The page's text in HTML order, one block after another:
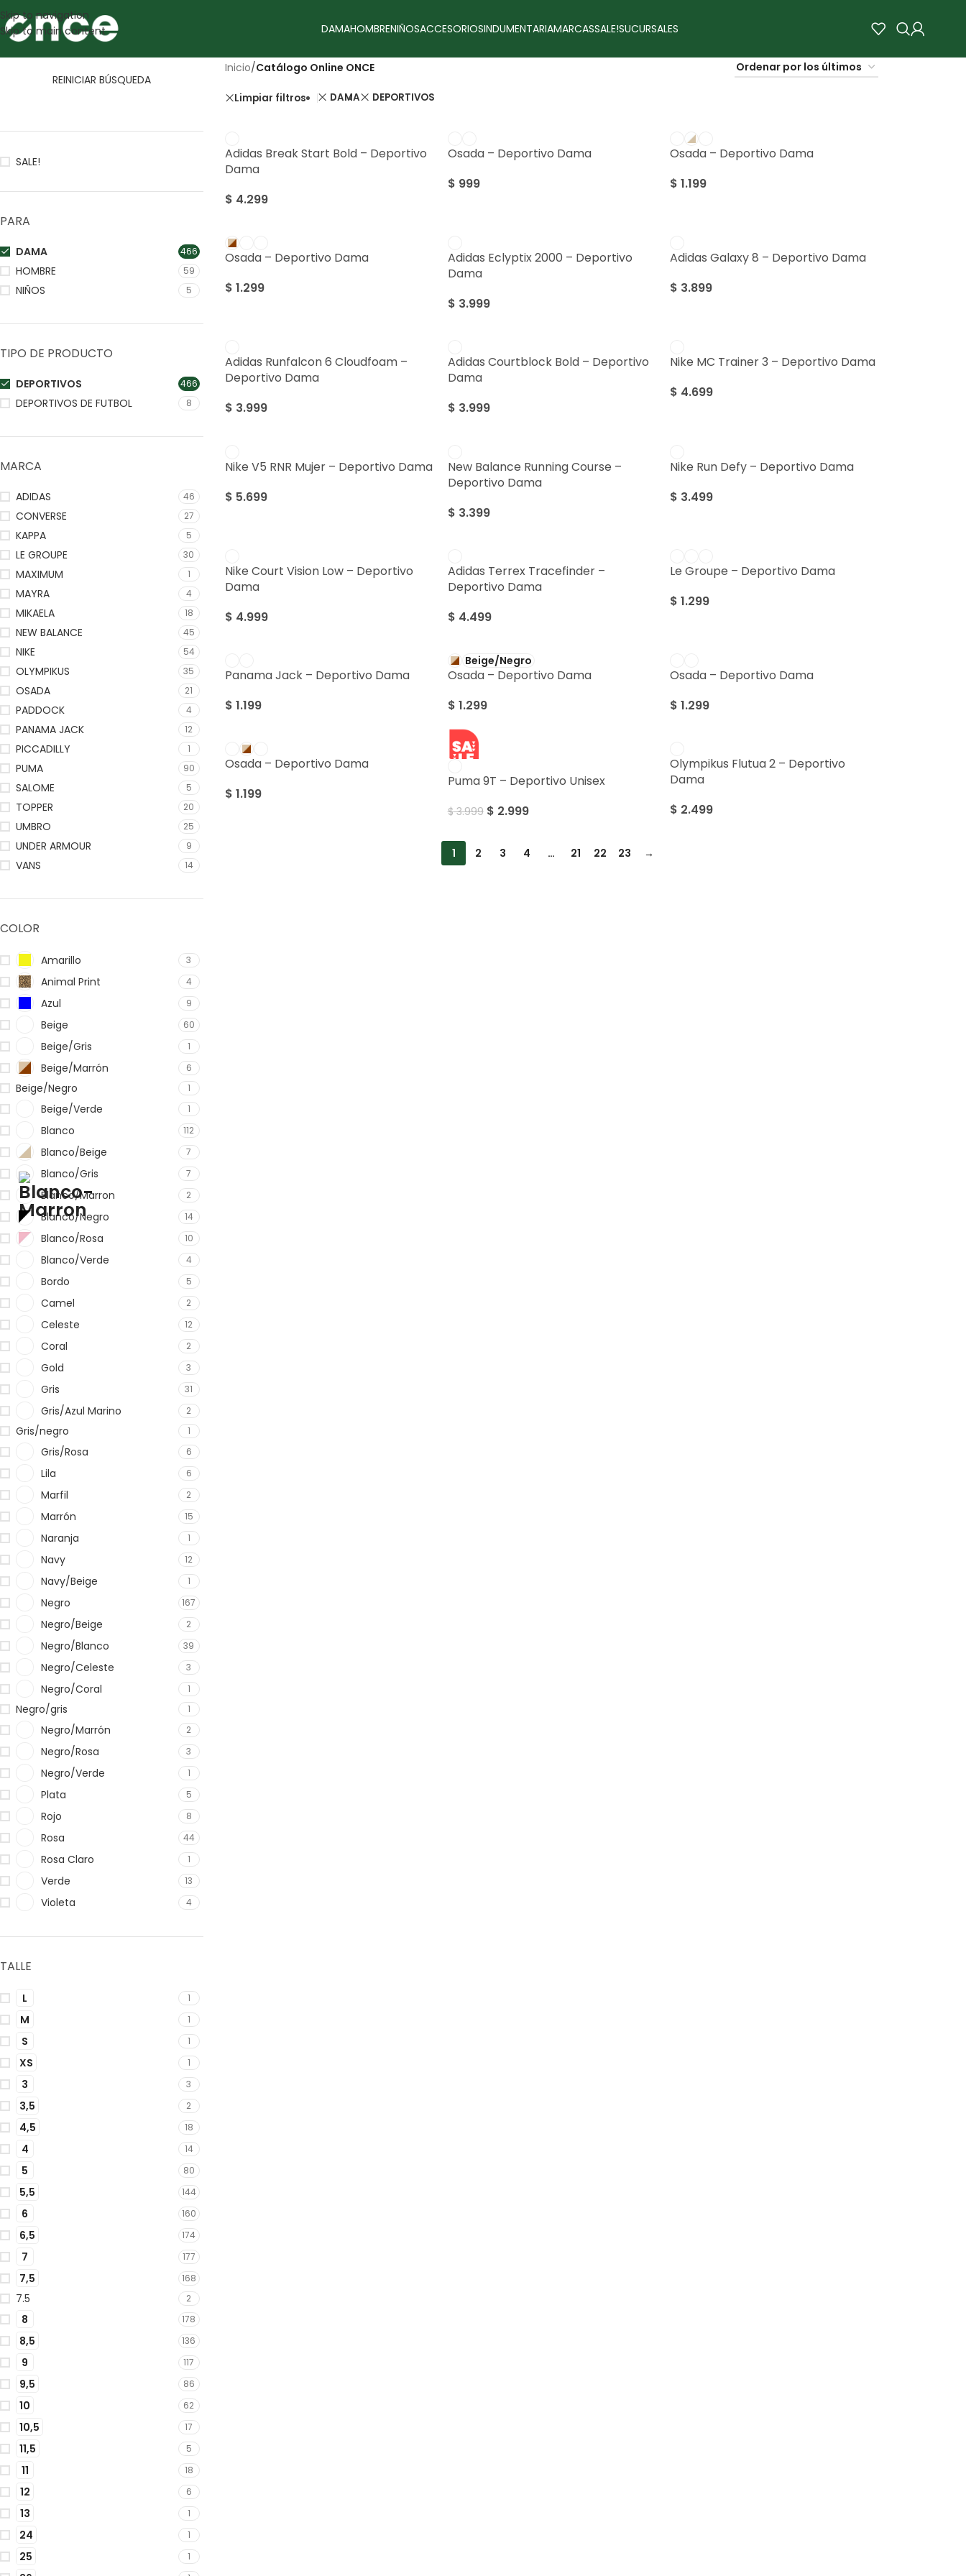
Skip to navigation
Skip to main content
DAMAHOMBRENIÑOSACCESORIOSINDUMENTARIAMARCASSALE!SUCURSALES
REINICIAR BÚSQUEDA
SALE!
PARA
DAMA 466
HOMBRE 59
NIÑOS 5
TIPO DE PRODUCTO
DEPORTIVOS 466
DEPORTIVOS DE FUTBOL 8
MARCA
ADIDAS 46
CONVERSE 27
KAPPA 5
LE GROUPE 30
MAXIMUM 1
MAYRA 4
MIKAELA 18
NEW BALANCE 45
NIKE 54
OLYMPIKUS 35
OSADA 21
PADDOCK 4
PANAMA JACK 12
PICCADILLY 1
PUMA 90
SALOME 5
TOPPER 20
UMBRO 25
UNDER ARMOUR 9
VANS 14
COLOR
Amarillo 3
Animal Print 4
Azul 9
Beige 60
Beige/Gris 1
Beige/Marrón 6
Beige/Negro 1
Beige/Verde 1
Blanco 112
Blanco/Beige 7
Blanco/Gris 7
Blanco/Marron 2
Blanco/Negro 14
Blanco/Rosa 10
Blanco/Verde 4
Bordo 5
Camel 2
Celeste 12
Coral 2
Gold 3
Gris 31
Gris/Azul Marino 2
Gris/negro 1
Gris/Rosa 6
Lila 6
Marfil 2
Marrón 15
Naranja 1
Navy 12
Navy/Beige 1
Negro 167
Negro/Beige 2
Negro/Blanco 39
Negro/Celeste 3
Negro/Coral 1
Negro/gris 1
Negro/Marrón 2
Negro/Rosa 3
Negro/Verde 1
Plata 5
Rojo 8
Rosa 44
Rosa Claro 1
Verde 13
Violeta 4
TALLE
L 1
M 1
S 1
XS 1
3 3
3,5 2
4,5 18
4 14
5 80
5,5 144
6 160
6,5 174
7 177
7,5 168
7.5 2
8 178
8,5 136
9 117
9,5 86
10 62
10,5 17
11,5 5
11 18
12 6
13 1
24 1
25 1
Inicio/Catálogo Online ONCE
Limpiar filtros DAMA DEPORTIVOS
Adidas Break Start Bold – Deportivo
Dama
$ 4.299
Osada – Deportivo Dama
$ 999
Osada – Deportivo Dama
$ 1.199
Osada – Deportivo Dama
$ 1.299
Adidas Eclyptix 2000 – Deportivo
Dama
$ 3.999
Adidas Galaxy 8 – Deportivo Dama
$ 3.899
Adidas Runfalcon 6 Cloudfoam –
Deportivo Dama
$ 3.999
Adidas Courtblock Bold – Deportivo
Dama
$ 3.999
Nike MC Trainer 3 – Deportivo Dama
$ 4.699
Nike V5 RNR Mujer – Deportivo Dama
$ 5.699
New Balance Running Course –
Deportivo Dama
$ 3.399
Nike Run Defy – Deportivo Dama
$ 3.499
Nike Court Vision Low – Deportivo
Dama
$ 4.999
Adidas Terrex Tracefinder –
Deportivo Dama
$ 4.499
Le Groupe – Deportivo Dama
$ 1.299
Panama Jack – Deportivo Dama
$ 1.199
Beige/Negro
Osada – Deportivo Dama
$ 1.299
Osada – Deportivo Dama
$ 1.299
Osada – Deportivo Dama
$ 1.199
SALE
Puma 9T – Deportivo Unisex
$3.999 $ 2.999
Olympikus Flutua 2 – Deportivo
Dama
$ 2.499
1 2 3 4 … 21 22 23 →